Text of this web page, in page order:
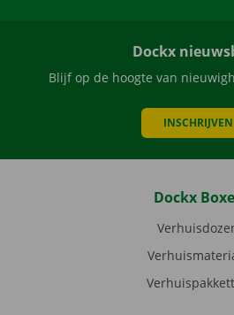
Dockx
Blijf op de hoogte van
INSCHRIJVEN
Dockx